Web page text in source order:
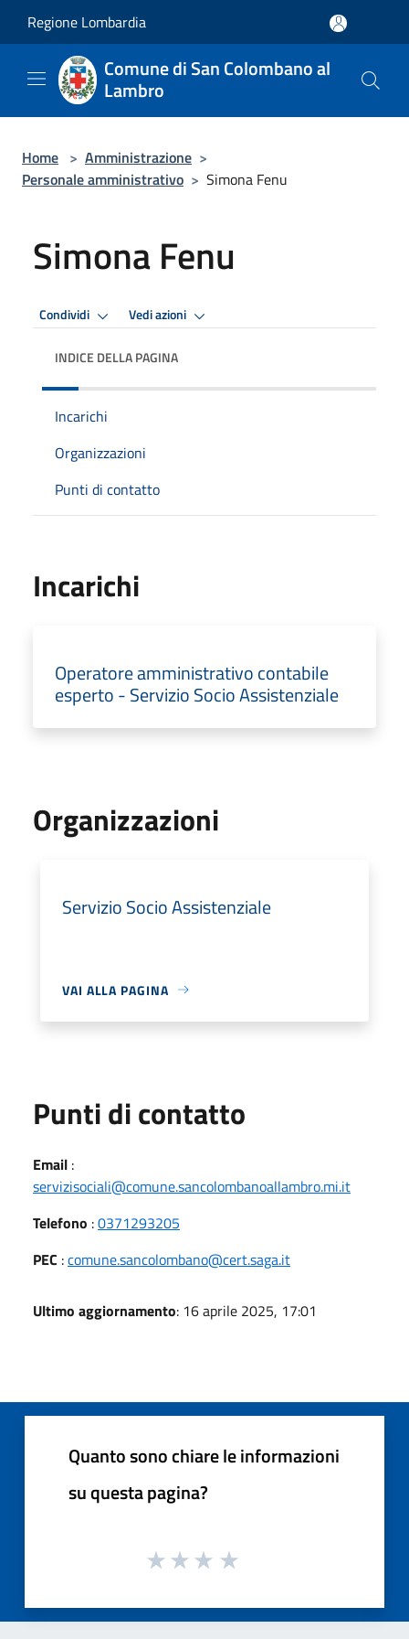
Regione Lombardia
Comune di San Colombano al
Lambro
Home > Amministrazione >
Personale amministrativo > Simona Fenu
Simona Fenu
Condividi Vedi azioni
INDICE DELLA PAGINA
Incarichi
Organizzazioni
Punti di contatto
Incarichi
Operatore amministrativo contabile
esperto - Servizio Socio Assistenziale
Organizzazioni
Servizio Socio Assistenziale
VAI ALLA PAGINA
Punti di contatto
Email :
servizisociali@comune.sancolombanoallambro.mi.it
Telefono :0371293205
PEC :comune.sancolombano@cert.saga.it
Ultimo aggiornamento: 16 aprile 2025, 17:01
Quanto sono chiare le informazioni
su questa pagina?